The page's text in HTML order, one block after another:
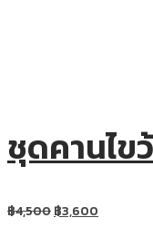
ชุดคานไข
฿4,500฿3,600